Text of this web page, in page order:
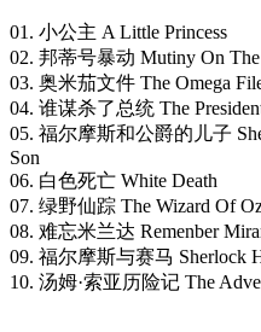
01. 小公主 A Little Princess
02. 邦蒂号暴动 Mutiny On
03. 奥米茄文件 The Omega
04. 谁谋杀了总统 The
05. 福尔摩斯和公爵的儿子
Son
06. 白色死亡 White Death
07. 绿野仙踪 The Wizard Of
08. 难忘米兰达 Remenber
09. 福尔摩斯与赛马 Sherlock
10. 汤姆·索亚历险记 The